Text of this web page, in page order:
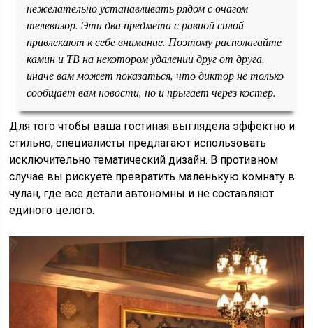
нежелательно устанавливать рядом с очагом
телевизор. Эти два предмета с равной силой
привлекают к себе внимание. Поэтому располагайте
камин и ТВ на некотором удалении друг от друга,
иначе вам может показаться, что диктор не только
сообщает вам новости, но и прыгает через костер.
Для того чтобы ваша гостиная выглядела эффектно и
стильно, специалисты предлагают использовать
исключительно тематический дизайн. В противном
случае вы рискуете превратить маленькую комнату в
чулан, где все детали автономны и не составляют
единого целого.